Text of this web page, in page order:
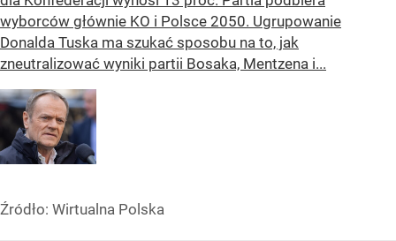
wyborców głównie KO i Polsce 2050. Ugrupowanie
Donalda Tuska ma szukać sposobu na to, jak
zneutralizować wyniki partii Bosaka, Mentzena i...
Źródło: Wirtualna Polska